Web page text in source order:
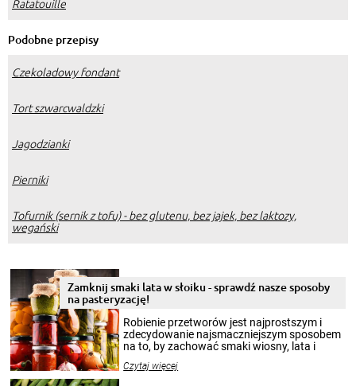
Podobne przepisy
Czekoladowy fondant
Tort szwarcwaldzki
Jagodzianki
Pierniki
Tofurnik (sernik z tofu) - bez glutenu, bez jajek, bez laktozy,
wegański
Zamknij smaki lata w słoiku - sprawdź nasze sposoby
na pasteryzację!
Robienie przetworów jest najprostszym i
zdecydowanie najsmaczniejszym sposobem
na to, by zachować smaki wiosny, lata i
krajobrazów, by cieszyć nimi oko w sezonie
Czytaj więcej